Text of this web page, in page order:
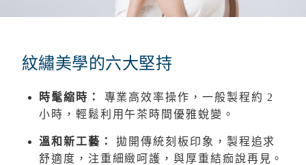
紋繡美學的六大堅持
時髦縮時：
專業高效率操作，一般製程約 2
小時，輕鬆利用午茶時間優雅蛻變。
溫和新工藝：
拋開傳統刻板印象，製程追求
舒適度，注重細緻呵護，與厚重結痂說再見。